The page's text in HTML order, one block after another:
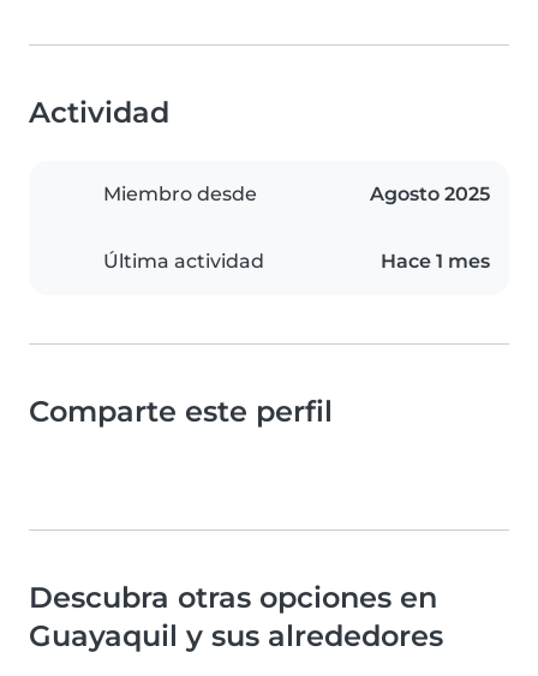
Actividad
Miembro desde Agosto 2025
Última actividad Hace 1 mes
Comparte este perfil
Descubra otras opciones en
Guayaquil y sus alrededores